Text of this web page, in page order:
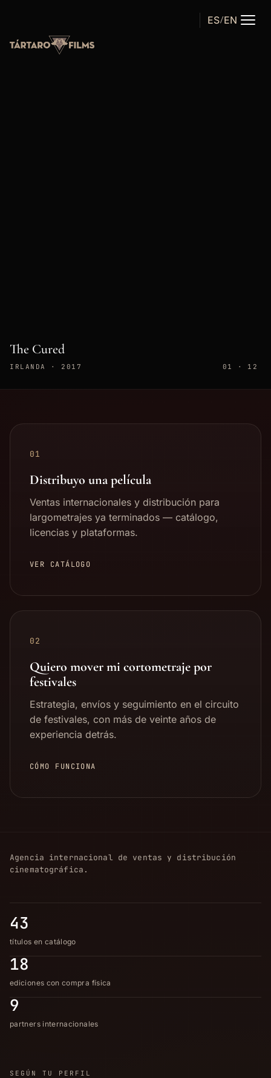
ES/EN
Trancers III
ESTADOS UNIDOS · 1992 02 · 12
01
Distribuyo una película
Ventas internacionales y distribución para
largometrajes ya terminados — catálogo,
licencias y plataformas.
VER CATÁLOGO
02
Quiero mover mi cortometraje por
festivales
Estrategia, envíos y seguimiento en el circuito
de festivales, con más de veinte años de
experiencia detrás.
CÓMO FUNCIONA
Agencia internacional de ventas y distribución
cinematográfica.
43
títulos en catálogo
18
ediciones con compra física
9
partners internacionales
SEGÚN TU PERFIL